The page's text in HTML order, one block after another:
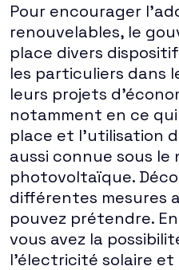
Pour encourager
renouvelables, le
place divers
les particuliers dans
leurs projets
notamment en ce
place et l'utilisation
aussi connue sous
photovoltaïque.
différentes mesures
pouvez prétendre.
vous avez la
l'électricité solaire et